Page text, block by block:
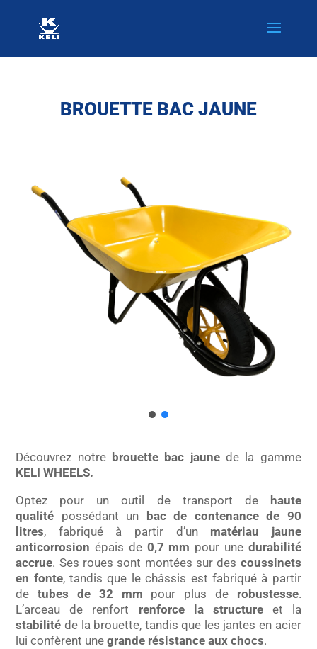
BROUETTE BAC JAUNE
Découvrez notre brouette bac jaune de la gamme
KELI WHEELS.
Optez pour un outil de transport de
haute
qualité possédant un
bac de contenance de 90
litres, fabriqué à partir d’un matériau jaune
anticorrosionépais de 0,7 mm pour une durabilité
accrue. Ses roues sont montées sur des coussinets
en fonte, tandis que le châssis est fabriqué à partir
detubes de 32 mm pour plus de robustesse.
L’arceau de renfort renforce la structure et la
stabilité de la brouette, tandis que les jantes en acier
lui confèrent unegrande résistance aux chocs.